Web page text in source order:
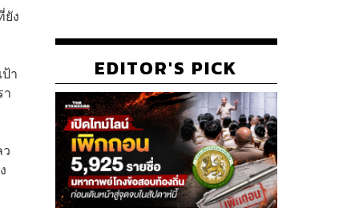
ง
า
EDITOR'S PICK